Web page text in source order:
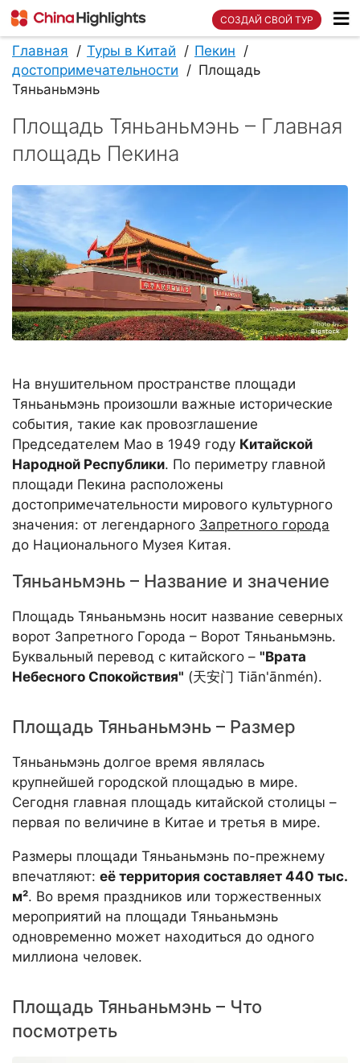
СОЗДАЙ СВОЙ ТУР
Главная Туры в Китай
Пекин
достопримечательности
Площадь
Тяньаньмэнь
Площадь Тяньаньмэнь – Главная
площадь Пекина
На внушительном пространстве площади
Тяньаньмэнь произошли важные исторические
события, такие как провозглашение
Председателем Мао в 1949 году Китайской
Народной Республики. По периметру главной
площади Пекина расположены
достопримечательности мирового культурного
значения: от легендарного Запретного города
до Национального Музея Китая.
Тяньаньмэнь – Название и значение
Площадь Тяньаньмэнь носит название северных
ворот Запретного Города – Ворот Тяньаньмэнь.
Буквальный перевод с китайского – "Врата
Небесного Спокойствия" (天安门 Tiān'ānmén).
Площадь Тяньаньмэнь – Размер
Тяньаньмэнь долгое время являлась
крупнейшей городской площадью в мире.
Сегодня главная площадь китайской столицы –
первая по величине в Китае и третья в мире.
Размеры площади Тяньаньмэнь по-прежнему
впечатляют: её территория составляет 440 тыс.
м². Во время праздников или торжественных
мероприятий на площади Тяньаньмэнь
одновременно может находиться до одного
миллиона человек.
Площадь Тяньаньмэнь – Что
посмотреть